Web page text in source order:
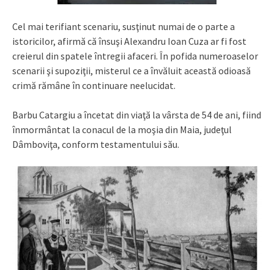
Cel mai terifiant scenariu, susţinut numai de o parte a
istoricilor, afirmă că însuşi Alexandru Ioan Cuza ar fi fost
creierul din spatele întregii afaceri. În pofida numeroaselor
scenarii şi supoziţii, misterul ce a învăluit această odioasă
crimă rămâne în continuare neelucidat.
Barbu Catargiu a încetat din viaţă la vârsta de 54 de ani, fiind
înmormântat la conacul de la moşia din Maia, judeţul
Dâmboviţa, conform testamentului său.